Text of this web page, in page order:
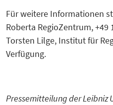
Für weitere Informationen
Roberta RegioZentrum, +49
Torsten Lilge, Institut für
Verfügung.
Pressemitteilung der Leibniz